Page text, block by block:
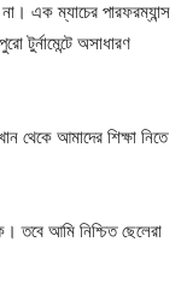
এক ম্যাচের পারফরম্যান্স
টুর্নামেন্টে অসাধারণ
থেকে আমাদের শিক্ষা নিতে
তবে আমি নিশ্চিত ছেলেরা